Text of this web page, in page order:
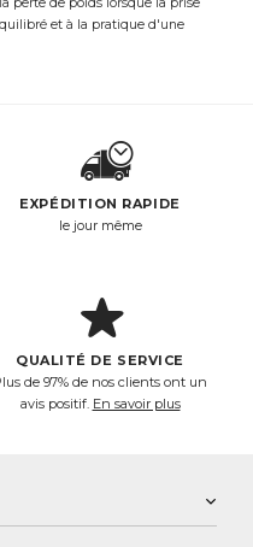
perte de poids lorsque la prise
et à la pratique d'une
EXPÉDITION RAPIDE
le jour même
QUALITÉ DE SERVICE
de 97% de nos clients ont un
avis positif. En savoir plus